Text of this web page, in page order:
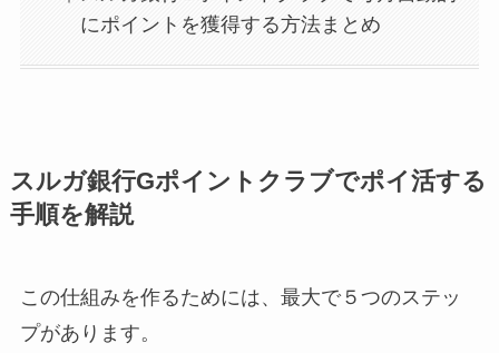
にポイントを獲得する方法まとめ
スルガ銀行Gポイントクラブでポイ活する
手順を解説
この仕組みを作るためには、最大で５つのステッ
プがあります。